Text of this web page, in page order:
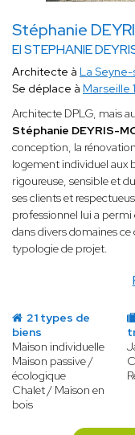
Stéphanie
EI STEPHANIE
Architecte à La
Se déplace à Marseille
Architecte DPLG, mais
Stéphanie DEYRIS-
conception, la
logement individuel aux
rigoureuse, sensible et
ses clients et
professionnel lui a
dans divers domaines
typologie de projet.
21 types de
biens
Maison individuelle
Maison passive /
écologique
Chalet / Maison en
bois